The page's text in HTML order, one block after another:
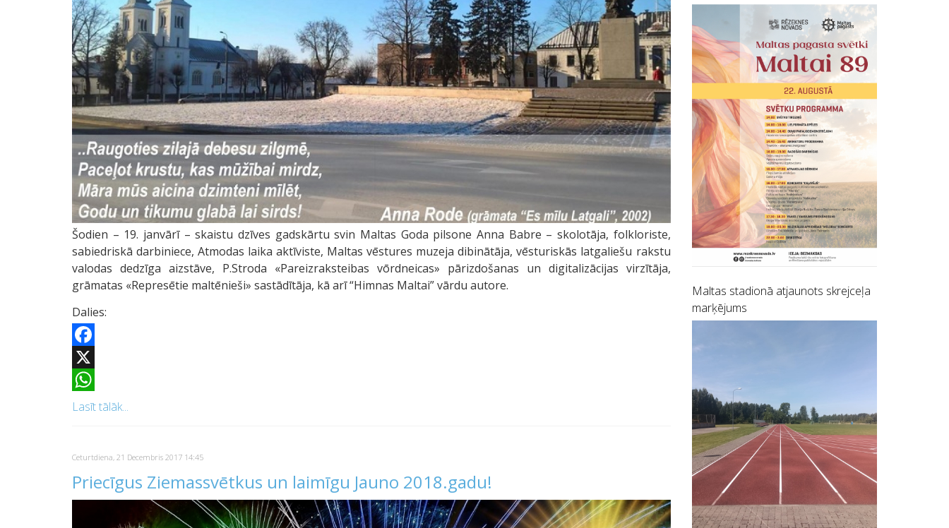
Šodien – 19. janvārī – skaistu dzīves gadskārtu svin Maltas Goda pilsone Anna Babre – skolotāja, folkloriste,
sabiedriskā darbiniece, Atmodas laika aktīviste, Maltas vēstures muzeja dibinātāja, vēsturiskās latgaliešu rakstu
valodas dedzīga aizstāve, P.Stroda «Pareizraksteibas vōrdneicas» pārizdošanas un digitalizācijas virzītāja,
grāmatas «Represētie maltēnieši» sastādītāja, kā arī “Himnas Maltai” vārdu autore.
Dalies:
Facebook
X
WhatsApp
Lasīt tālāk...
Ceturtdiena, 21 Decembris 2017 14:45
Priecīgus Ziemassvētkus un laimīgu Jauno 2018.gadu!
Maltas stadionā atjaunots skrejceļa
marķējums